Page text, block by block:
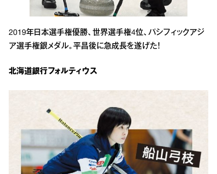
2019年日本選手権優勝、世界選手権4位、パシフィックアジ
ア選手権銀メダル。平昌後に急成長を遂げた！
北海道銀行フォルティウス